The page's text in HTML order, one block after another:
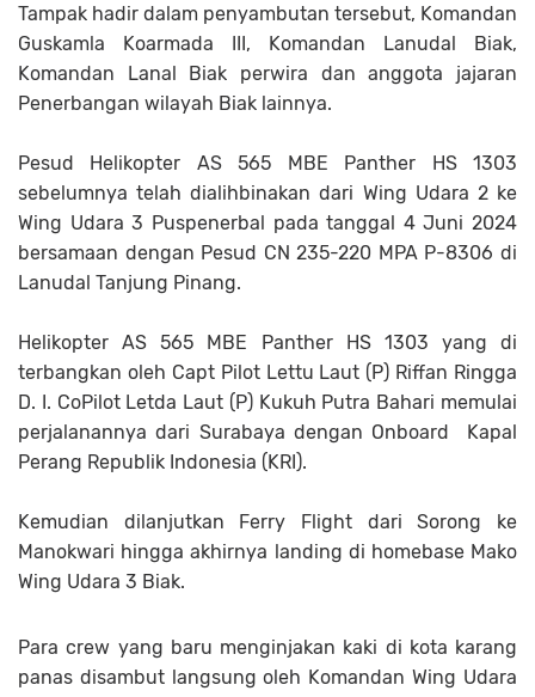
Tampak hadir dalam penyambutan tersebut, Komandan
Guskamla Koarmada III, Komandan Lanudal Biak,
Komandan Lanal Biak perwira dan anggota jajaran
Penerbangan wilayah Biak lainnya.
Pesud Helikopter AS 565 MBE Panther HS 1303
sebelumnya telah dialihbinakan dari Wing Udara 2 ke
Wing Udara 3 Puspenerbal pada tanggal 4 Juni 2024
bersamaan dengan Pesud CN 235-220 MPA P-8306 di
Lanudal Tanjung Pinang.
Helikopter AS 565 MBE Panther HS 1303 yang di
terbangkan oleh Capt Pilot Lettu Laut (P) Riffan Ringga
D. I. CoPilot Letda Laut (P) Kukuh Putra Bahari memulai
perjalanannya dari Surabaya dengan Onboard Kapal
Perang Republik Indonesia (KRI).
Kemudian dilanjutkan Ferry Flight dari Sorong ke
Manokwari hingga akhirnya landing di homebase Mako
Wing Udara 3 Biak.
Para crew yang baru menginjakan kaki di kota karang
panas disambut langsung oleh Komandan Wing Udara